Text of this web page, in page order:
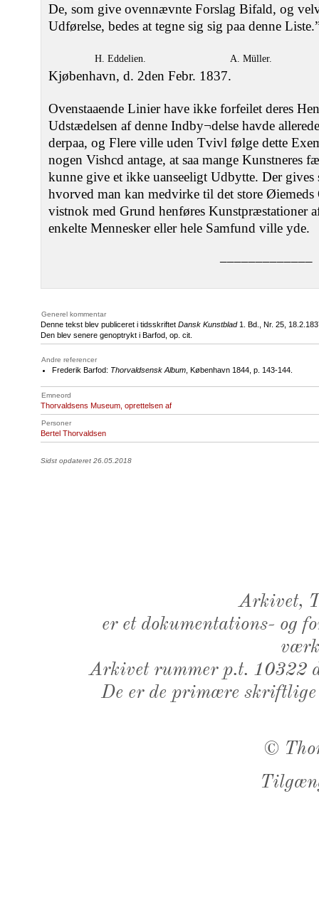
De, som give ovennævnte Forslag Bifald, og
Udførelse, bedes at tegne sig sig paa denne
H. Eddelien. A. Müller.
Kjøbenhavn, d. 2den Febr. 1837.
Ovenstaaende Linier have ikke forfeilet deres
Udstædelsen af denne Indby¬delse havde
derpaa, og Flere ville uden Tvivl følge dette
nogen Vishcd antage, at saa mange Kunstneres
kunne give et ikke uanseeligt Udbytte. Der gives
hvorved man kan medvirke til det store Øiemeds
vistnok med Grund henføres Kunstpræstationer
enkelte Mennesker eller hele Samfund ville yde.
–––––––––––––
Generel kommentar
Denne tekst blev publiceret i tidsskriftet Dansk Kunstblad1. Bd., Nr. 25,
Den blev senere genoptrykt i Barfod, op. cit.
Andre referencer
Frederik Barfod: Thorvaldsensk Album , København 1844, p. 143-144.
Emneord
Thorvaldsens Museum, oprettelsen af
Personer
Bertel Thorvaldsen
Sidst opdateret 26.05.2018
Arkivet,
er et dokumentations- og
Arkivet rummer p.t. 10322
De er de primære
©